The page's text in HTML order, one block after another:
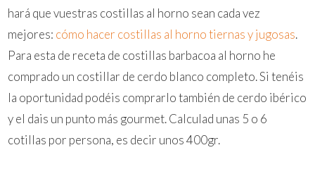
hará que vuestras costillas al horno sean cada vez
mejores: cómo hacer costillas al horno tiernas y jugosas.
Para esta de receta de costillas barbacoa al horno he
comprado un costillar de cerdo blanco completo. Si tenéis
la oportunidad podéis comprarlo también de cerdo ibérico
y el dais un punto más gourmet. Calculad unas 5 o 6
cotillas por persona, es decir unos 400gr.